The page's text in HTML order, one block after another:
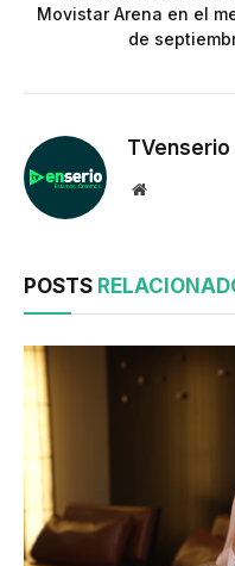
Movistar Arena en el
de
TVenserio
Website
POSTS